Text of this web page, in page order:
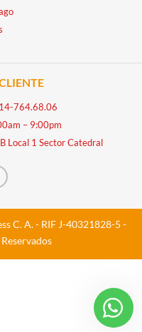
764.68.06
– 9:00pm
Local 1 Sector Catedral
C. A. - RIF J-40321828-5 -